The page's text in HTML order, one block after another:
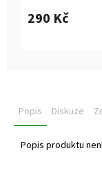
je
290 Kč
Popis Diskuze
Popis produktu